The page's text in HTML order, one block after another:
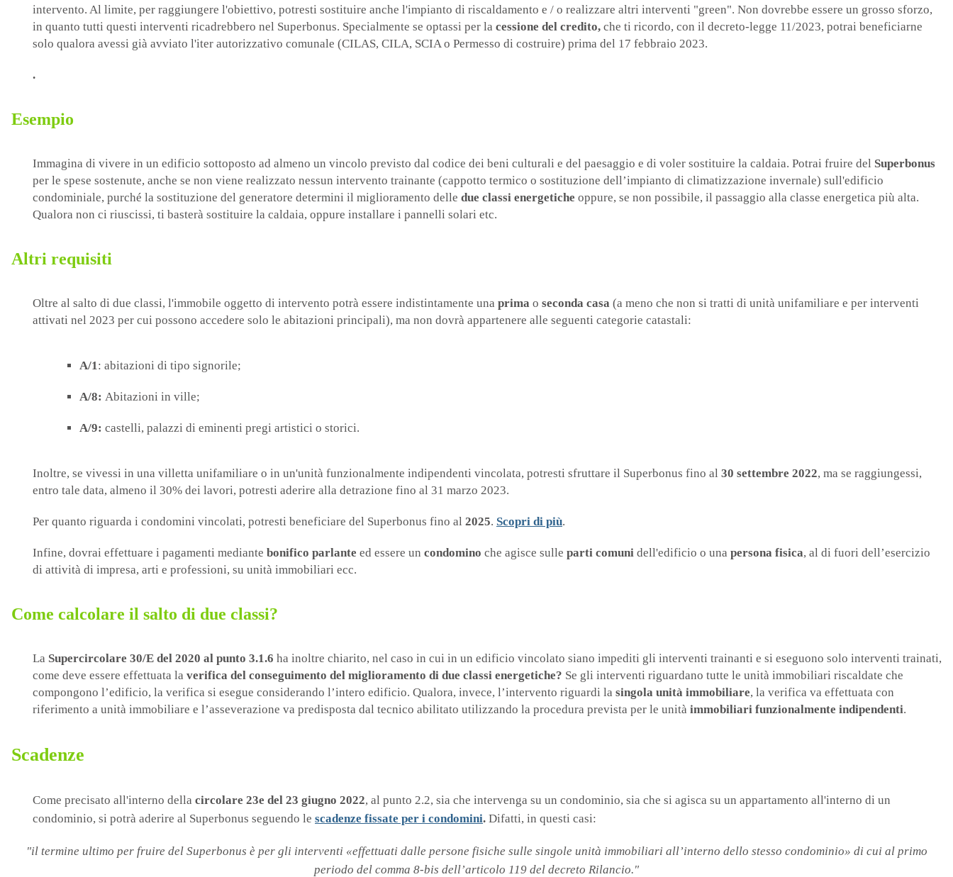
intervento. Al limite, per raggiungere l'obiettivo, potresti sostituire anche l'impianto di riscaldamento e / o realizzare altri interventi "green". Non dovrebbe essere un grosso sforzo,
in quanto tutti questi interventi ricadrebbero nel Superbonus. Specialmente se optassi per la cessione del credito, che ti ricordo, con il decreto-legge 11/2023, potrai beneficiarne
solo qualora avessi già avviato l'iter autorizzativo comunale (CILAS, CILA, SCIA o Permesso di costruire) prima del 17 febbraio 2023.
.
Esempio
Immagina di vivere in un edificio sottoposto ad almeno un vincolo previsto dal codice dei beni culturali e del paesaggio e di voler sostituire la caldaia. Potrai fruire del Superbonus
per le spese sostenute, anche se non viene realizzato nessun intervento trainante (cappotto termico o sostituzione dell’impianto di climatizzazione invernale) sull'edificio
condominiale, purché la sostituzione del generatore determini il miglioramento delle due classi energetiche oppure, se non possibile, il passaggio alla classe energetica più alta.
Qualora non ci riuscissi, ti basterà sostituire la caldaia, oppure installare i pannelli solari etc.
Altri requisiti
Oltre al salto di due classi, l'immobile oggetto di intervento potrà essere indistintamente una prima o seconda casa (a meno che non si tratti di unità unifamiliare e per interventi
attivati nel 2023 per cui possono accedere solo le abitazioni principali), ma non dovrà appartenere alle seguenti categorie catastali:
A/1: abitazioni di tipo signorile;
A/8: Abitazioni in ville;
A/9: castelli, palazzi di eminenti pregi artistici o storici.
Inoltre, se vivessi in una villetta unifamiliare o in un'unità funzionalmente indipendenti vincolata, potresti sfruttare il Superbonus fino al 30 settembre 2022, ma se raggiungessi,
entro tale data, almeno il 30% dei lavori, potresti aderire alla detrazione fino al 31 marzo 2023.
Per quanto riguarda i condomini vincolati, potresti beneficiare del Superbonus fino al 2025. Scopri di più.
Infine, dovrai effettuare i pagamenti mediante bonifico parlante ed essere un condomino che agisce sulle parti comuni dell'edificio o una persona fisica, al di fuori dell’esercizio
di attività di impresa, arti e professioni, su unità immobiliari ecc.
Come calcolare il salto di due classi?
La Supercircolare 30/E del 2020 al punto 3.1.6 ha inoltre chiarito, nel caso in cui in un edificio vincolato siano impediti gli interventi trainanti e si eseguono solo interventi trainati,
come deve essere effettuata la verifica del conseguimento del miglioramento di due classi energetiche? Se gli interventi riguardano tutte le unità immobiliari riscaldate che
compongono l’edificio, la verifica si esegue considerando l’intero edificio. Qualora, invece, l’intervento riguardi la singola unità immobiliare, la verifica va effettuata con
riferimento a unità immobiliare e l’asseverazione va predisposta dal tecnico abilitato utilizzando la procedura prevista per le unità immobiliari funzionalmente indipendenti.
Scadenze
Come precisato all'interno della circolare 23e del 23 giugno 2022, al punto 2.2, sia che intervenga su un condominio, sia che si agisca su un appartamento all'interno di un
condominio, si potrà aderire al Superbonus seguendo le scadenze fissate per i condomini. Difatti, in questi casi:
"il termine ultimo per fruire del Superbonus è per gli interventi «effettuati dalle persone fisiche sulle singole unità immobiliari all’interno dello stesso condominio» di cui al primo
periodo del comma 8-bis dell’articolo 119 del decreto Rilancio."